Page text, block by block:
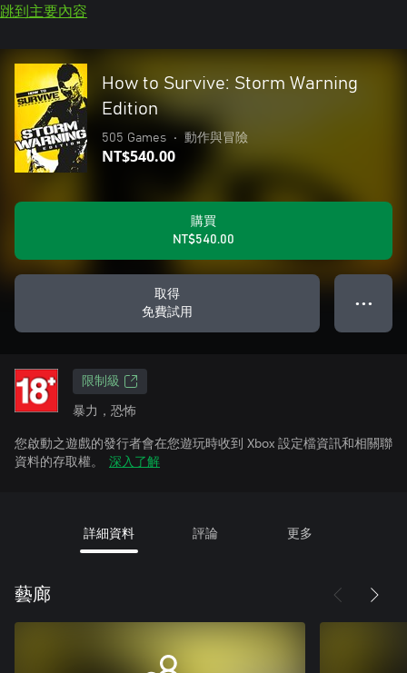
跳到主要內容
How to Survive: Storm Warning
Edition
505 Games • 動作與冒險
NT$540.00
購買
NT$540.00
取得
免費試用
● ● ●
限制級
暴力，恐怖
您啟動之遊戲的發行者會在您遊玩時收到 Xbox 設定檔資訊和相關聯
資料的存取權。
深入了解
詳細資料 評論 更多
藝廊